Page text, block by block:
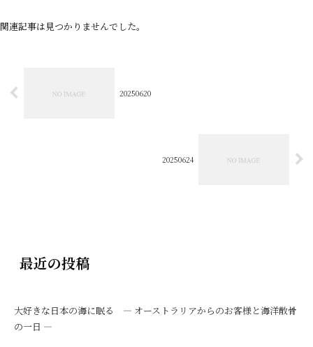
関連記事は見つかりませんでした。
20250620
20250624
最近の投稿
大好きな日本の海に眠る ― オーストラリアからのお客様と海洋散骨
の一日 ―